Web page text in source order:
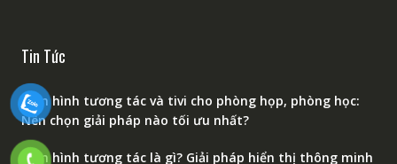
Tin Tức
Màn hình tương tác và tivi cho phòng họp, phòng học:
Nên chọn giải pháp nào tối ưu nhất?
Màn hình tương tác là gì? Giải pháp hiển thị thông minh